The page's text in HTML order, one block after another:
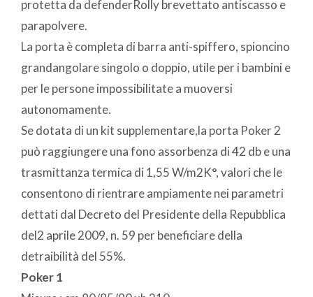
protetta da defenderRolly brevettato antiscasso e
parapolvere.
La porta è completa di barra anti-spiffero, spioncino
grandangolare singolo o doppio, utile per i bambini e
per le persone impossibilitate a muoversi
autonomamente.
Se dotata di un kit supplementare,la porta Poker 2
può raggiungere una fono assorbenza di 42 db e una
trasmittanza termica di 1,55 W/m2K°, valori che le
consentono di rientrare ampiamente nei parametri
dettati dal Decreto del Presidente della Repubblica
del2 aprile 2009, n. 59 per beneficiare della
detraibilità del 55%.
Poker 1